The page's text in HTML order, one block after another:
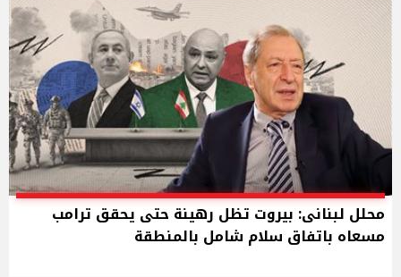
محلل لبنانى: بيروت تظل رهينة حتى يحقق ترامب
مسعاه باتفاق سلام شامل بالمنطقة